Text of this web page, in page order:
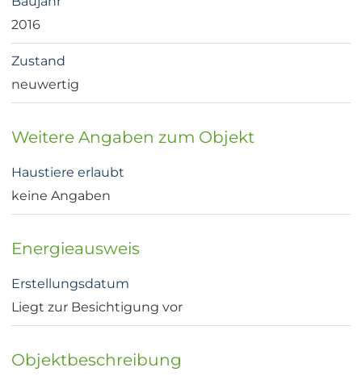
2016
Zustand
neuwertig
Weitere Angaben zum Objekt
Haustiere erlaubt
keine Angaben
Energieausweis
Erstellungsdatum
Liegt zur Besichtigung vor
Objektbeschreibung